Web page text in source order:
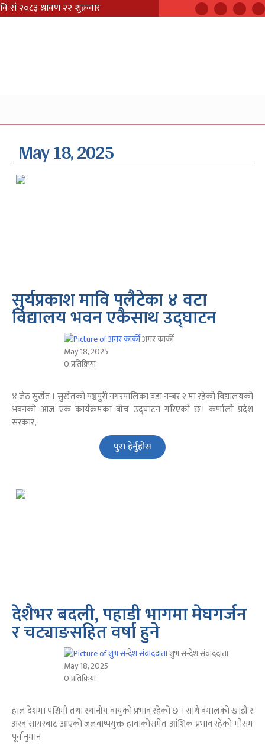
May 18, 2025
सुर्यप्रकाश मावि पलैटेका ४ वटा
विद्यालय भवन एकैसाथ उद्घाटन
अमर कार्की
May 18, 2025
0 प्रतिक्रिया
४ जेठ सुर्खेत । सुर्खेतको पञ्चपुरी नगरपालिका वडा नम्बर २ मा रहेको विद्यालयको
भवनको आज एक कार्यक्रमका बीच उद्घाटन गरिएको छ। कर्णाली प्रदेश
सरकार,
पुरा हेर्नुहोस
देशैभर बदली, पहाडी भागमा मेघगर्जन
र चट्याङसहित वर्षा हुने
शुभ सन्देश संवाददाता
May 18, 2025
0 प्रतिक्रिया
हाल देशमा पश्चिमी तथा स्थानीय वायुको प्रभाव रहेको छ । साथै बंगालको खाडी र
अरब सागरबाट आएको जलवाष्पयुक्त हावाकोसमेत आंशिक प्रभाव रहेको मौसम
पूर्वानुमान